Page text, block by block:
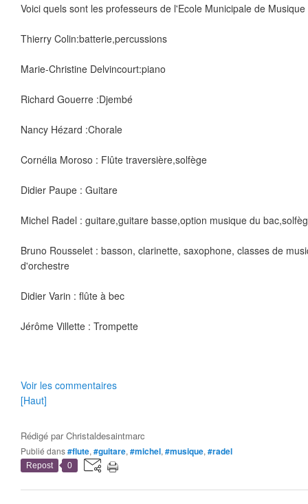
Voici quels sont les professeurs de l'Ecole Municipale de
Thierry Colin:batterie,percussions
Marie-Christine Delvincourt:piano
Richard Gouerre :Djembé
Nancy Hézard :Chorale
Cornélia Moroso : Flûte traversière,solfège
Didier Paupe : Guitare
Michel Radel : guitare,guitare basse,option musique du
Bruno Rousselet : basson, clarinette, saxophone, classes de
d'orchestre
Didier Varin : flûte à bec
Jérôme Villette : Trompette
Voir les commentaires
[Haut]
Rédigé parChristaldesaintmarc
Publié dans#flute, #guitare, #michel, #musique, #radel
Repost 0